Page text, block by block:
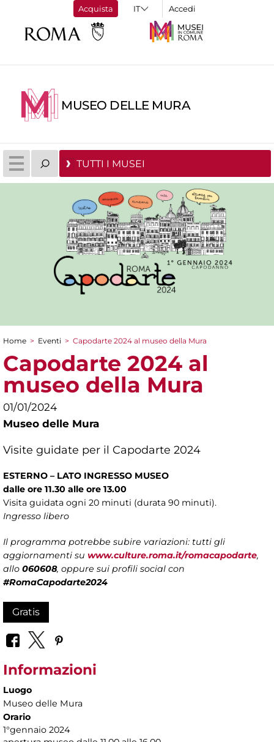
Acquista Accedi
MUSEO DELLE MURA
TUTTI I MUSEI
Tu sei qui
Home > Eventi > Capodarte 2024 al museo della Mura
Capodarte 2024 al
museo della Mura
01/01/2024
Museo delle Mura
Visite guidate per il Capodarte 2024
ESTERNO – LATO INGRESSO MUSEO
dalle ore 11.30 alle ore 13.00
Visita guidata ogni 20 minuti (durata 90 minuti).
Ingresso libero
Il programma potrebbe subire variazioni: tutti gli
aggiornamenti su www.culture.roma.it/romacapodarte,
allo 060608, oppure sui profili social con
#RomaCapodarte2024
Gratis
Informazioni
Luogo
Museo delle Mura
Orario
1°gennaio 2024